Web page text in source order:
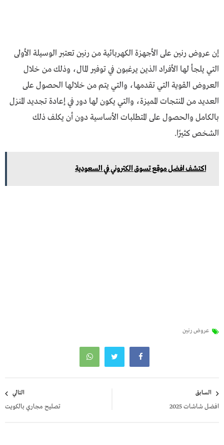
إن عروض رنين على الأجهزة الكهربائية من رنين تعتبر الوسيلة الأولى
التي يلجأ لها الأفراد الذين يرغبون في توفير المال، وذلك من خلال
العروض القوية التي تقدمها، والتي يتم من خلالها الحصول على
العديد من المنتجات المميزة، والتي يكون لها دور في إعادة تجديد المنزل
بالكامل والحصول على المتطلبات الأساسية دون أن يكلف ذلك
الشخص كثيرًا.
اكتشف افضل موقع تسوق الكتروني في السعودية
عروض رنين
المقالات
السابق
افضل شاشات 2025
التالي
تصليح مجاري بالكويت